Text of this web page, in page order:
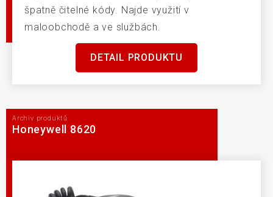
špatně čitelné kódy. Najde využití v
maloobchodě a ve službách.
DETAIL PRODUKTU
Archiv produktů
Honeywell 8620